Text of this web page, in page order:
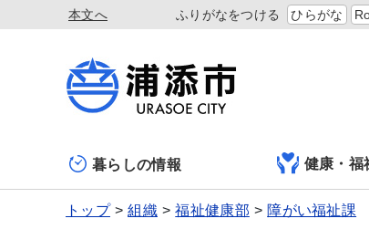
本文へ ふりがなをつける ひらがな
暮らしの情報 健康・福
トップ 組織 福祉健康部 障がい福祉課